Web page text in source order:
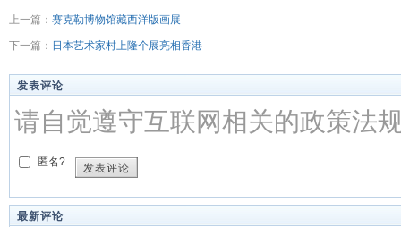
上一篇： 赛克勒博物馆藏西洋版画展
下一篇： 日本艺术家村上隆个展亮相香港
发表评论
请自觉遵守互联网相关的政策法
匿名?
发表评论
最新评论